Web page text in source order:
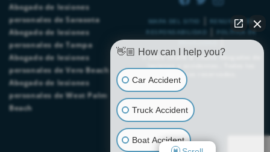
Abogado de lesiones
personales de Sarasota
Abogado de lesiones
personales de Tampa
Abogado de lesiones
personales de Vero Beach
Abogado de lesiones
personales de West Palm
Beach
MAPA DEL SITIO
RENUNCIA DE
RESPONSABILIDAD
|
POLÍTICA DE
PRIVACIDAD|
© 2026Chalik & Chalik Abogados de
derechos reservados.
👋🏼 How can I help you?
Car Accident
Truck Accident
Boat Accident